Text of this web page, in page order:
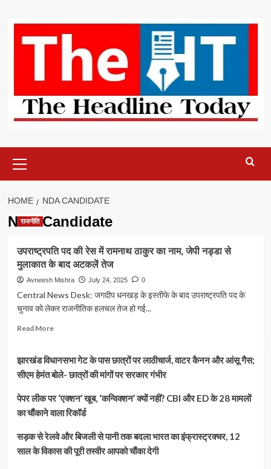
content
Menu
HOME NDA CANDIDATE
NDA Candidate
राजनीति
उपराष्ट्रपति पद की रेस में रामनाथ ठाकुर का नाम, जेपी नड्डा से
मुलाकात के बाद अटकलें तेज
Avneesh Mishra July 24, 2025 0
Central News Desk: जगदीप धनखड़ के इस्तीफे के बाद उपराष्ट्रपति पद के
चुनाव को लेकर राजनीतिक हलचल तेज हो गई...
Read MoreRead
उपराष्ट्रपति
पद
रेस
रामनाथ
ठाकुर
का
नाम,
झारखंड विधानसभा गेट के पास छात्रों पर लाठीचार्ज, वाटर कैनन और आंसू गैस;
सीएम हेमंत बोले- छात्रों की मांगों पर सरकार गंभीर
पेपर लीक पर ‘एक्शन’ खूब, ‘कन्विक्शन’ क्यों नहीं? CBI और ED के 28 मामलों
का चौंकाने वाला रिकॉर्ड
सड़क से रेलवे और बिजली से पानी तक बदला भारत का इंफ्रास्ट्रक्चर, 12
साल के विकास की पूरी तस्वीर आपको चौंका देगी